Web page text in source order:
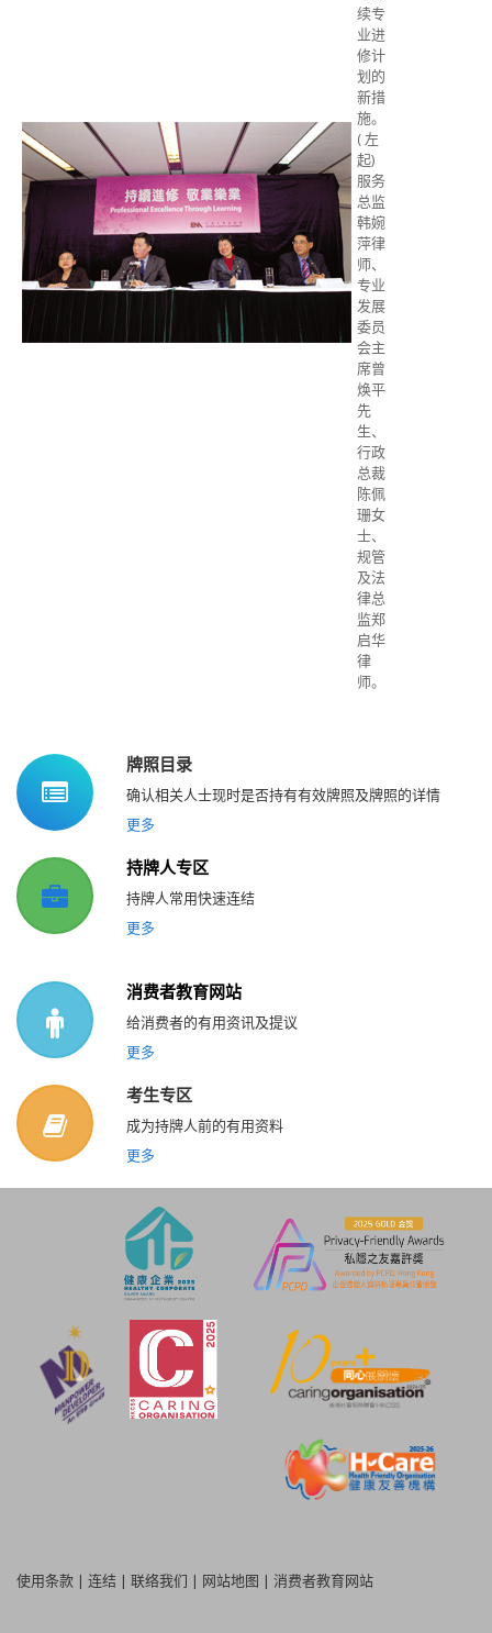
续专
业进
修计
划的
新措
施。
( 左
起)
服务
总监
韩婉
萍律
师、
专业
发展
委员
会主
席曾
焕平
先
生、
行政
总裁
陈佩
珊女
士、
规管
及法
律总
监郑
启华
律
师。
牌照目录
确认相关人士现时是否持有有效牌照及牌照的详情
更多
持牌人专区
持牌人常用快速连结
更多
消费者教育网站
给消费者的有用资讯及提议
更多
考生专区
成为持牌人前的有用资料
更多
使用条款 | 连结 | 联络我们 | 网站地图 | 消费者教育网站